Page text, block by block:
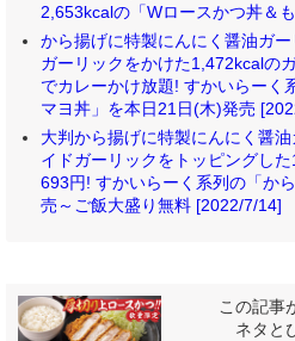
2,653kcalの「Wロースかつ丼＆
から揚げに特製にんにく醤油ガ
ガーリックをかけた1,472kcalの
でカレーかけ放題! すかいらーく
マヨ丼」を本日21日(木)発売
大判から揚げに特製にんにく醤
イドガーリックをトッピングし
693円! すかいらーく系列の「か
売～ご飯大盛り無料 [2022/7/14]
この記事
ネタと